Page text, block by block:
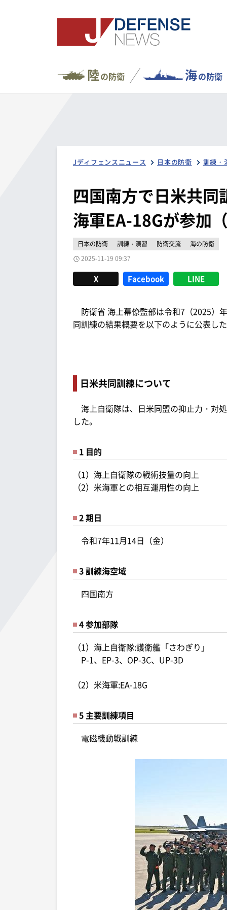
陸の防衛 海の防衛
Jディフェンスニュース 日本の防衛 訓練・
四国南方で日米共
海軍EA-18Gが参加
日本の防衛 訓練・演習 防衛交流
海の防衛
2025-11-19 09:37
X Facebook LINE
防衛省 海上幕僚監部は令和7（2025）
同訓練の結果概要を以下のように公表し
日米共同訓練について
海上自衛隊は、日米同盟の抑止力・対
した。
1 目的
（1）海上自衛隊の戦術技量の向上
（2）米海軍との相互運用性の向上
2 期日
令和7年11月14日（金）
3 訓練海空域
四国南方
4 参加部隊
（1）海上自衛隊:護衛艦「さわぎり」
P-1、EP-3、OP-3C、UP-3D
（2）米海軍:EA-18G
5 主要訓練項目
電磁機動戦訓練